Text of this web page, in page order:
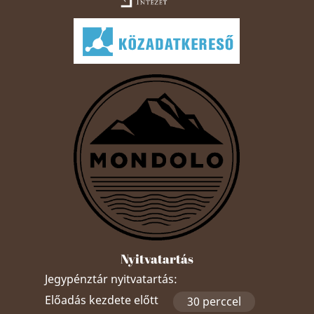
Nyitvatartás
Jegypénztár nyitvatartás:
Előadás kezdete előtt
30 perccel